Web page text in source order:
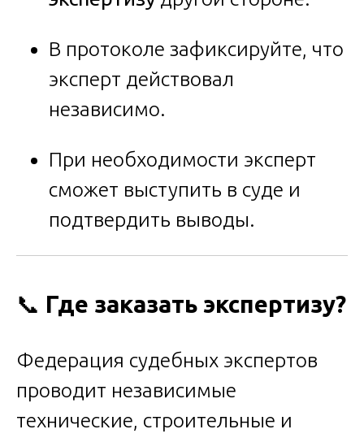
В протоколе зафиксируйте, что
эксперт действовал
независимо.
При необходимости эксперт
сможет выступить в суде и
подтвердить выводы.
📞 Где заказать экспертизу?
Федерация судебных экспертов
проводит независимые
технические, строительные и